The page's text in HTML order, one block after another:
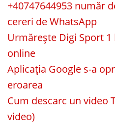
+40747644953 număr
cereri de WhatsApp
Urmărește Digi Sport
online
Aplicația Google s-a
eroarea
Cum descarc un video
video)